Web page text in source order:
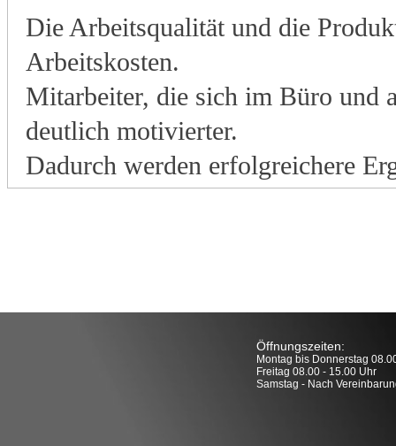
Die Arbeitsqualität und die
Arbeitskosten.
Mitarbeiter, die sich im Büro und
deutlich motivierter.
Dadurch werden erfolgreichere
Öffnungszeiten:
Montag bis Donnerstag
Freitag 08.00 - 15.00 Uhr
Samstag - Nach